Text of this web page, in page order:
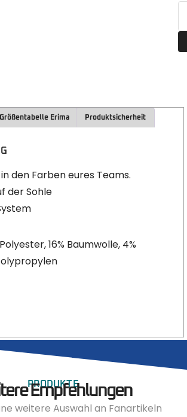
Größentabelle Erima Produktsicherheit
den Farben eures Teams.
der Sohle
16% Baumwolle, 4%
PRODUKTE
Empfehlungen
weitere Auswahl an Fanartikeln